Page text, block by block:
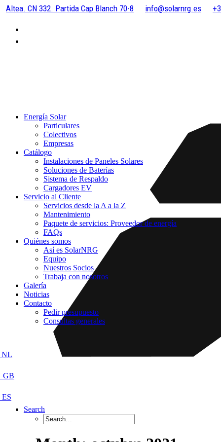
Altea. CN 332. Partida Cap Blanch 70-8 info@solarnrg.es
Energía Solar
Particulares
Colectivos
Empresas
Catálogo
Instalaciones de Paneles Solares
Soluciones de Baterías
Sistema de Respaldo
Cargadores EV
Servicio al Cliente
Servicios desde la A a la Z
Mantenimiento
Paquete de servicios: Proveedor de energía
FAQs
Quiénes somos
Así es SolarNRG
Equipo
Nuestros Socios
Trabaja con nosotros
Galería
Noticias
Contacto
Pedir presupuesto
Consultas generales
Search